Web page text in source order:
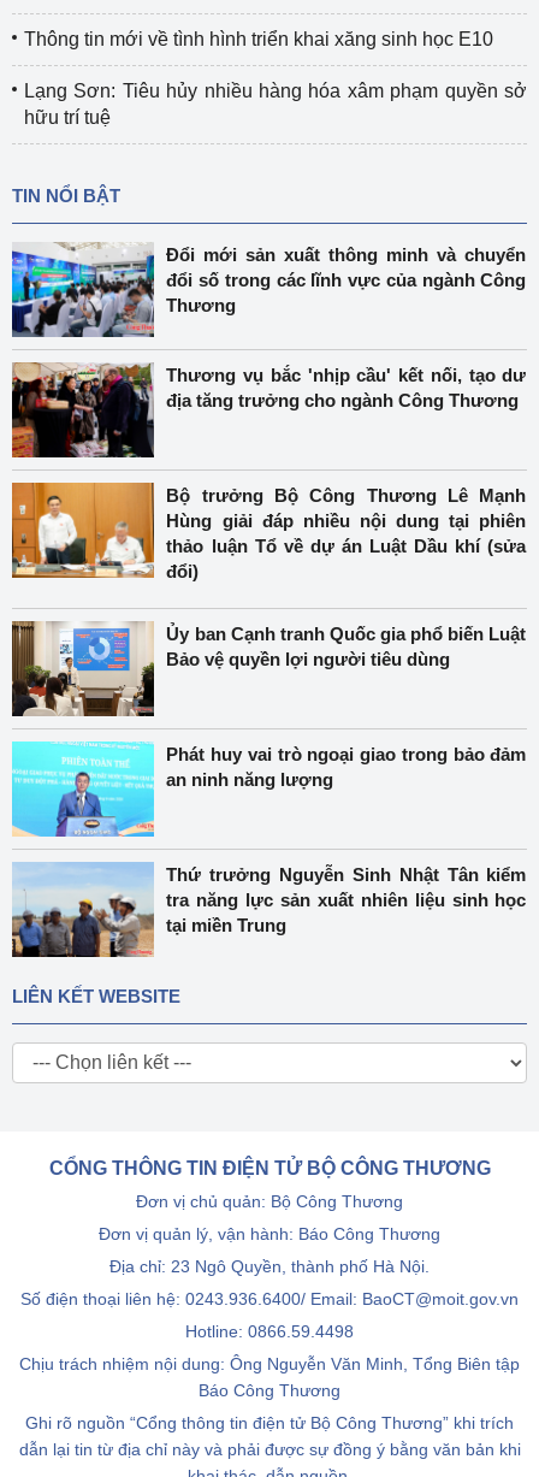
Thông tin mới về tình hình triển khai xăng sinh học E10
Lạng Sơn: Tiêu hủy nhiều hàng hóa xâm phạm quyền sở
hữu trí tuệ
TIN NỔI BẬT
Đổi mới sản xuất thông minh và chuyển
đổi số trong các lĩnh vực của ngành Công
Thương
Thương vụ bắc 'nhịp cầu' kết nối, tạo dư
địa tăng trưởng cho ngành Công Thương
Bộ trưởng Bộ Công Thương Lê Mạnh
Hùng giải đáp nhiều nội dung tại phiên
thảo luận Tổ về dự án Luật Dầu khí (sửa
đổi)
Ủy ban Cạnh tranh Quốc gia phổ biến Luật
Bảo vệ quyền lợi người tiêu dùng
Phát huy vai trò ngoại giao trong bảo đảm
an ninh năng lượng
Thứ trưởng Nguyễn Sinh Nhật Tân kiểm
tra năng lực sản xuất nhiên liệu sinh học
tại miền Trung
LIÊN KẾT WEBSITE
CỔNG THÔNG TIN ĐIỆN TỬ BỘ CÔNG THƯƠNG
Đơn vị chủ quản: Bộ Công Thương
Đơn vị quản lý, vận hành: Báo Công Thương
Địa chỉ: 23 Ngô Quyền, thành phố Hà Nội.
Số điện thoại liên hệ: 0243.936.6400/ Email: BaoCT@moit.gov.vn
Hotline: 0866.59.4498
Chịu trách nhiệm nội dung: Ông Nguyễn Văn Minh, Tổng Biên tập
Báo Công Thương
Ghi rõ nguồn “Cổng thông tin điện tử Bộ Công Thương” khi trích
dẫn lại tin từ địa chỉ này và phải được sự đồng ý bằng văn bản khi